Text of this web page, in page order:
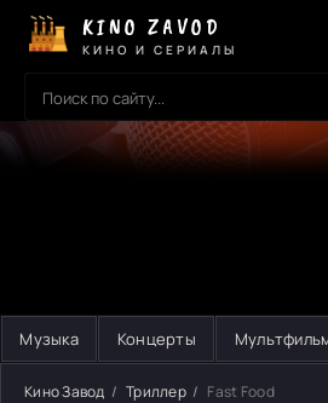
KINO ZAVOD
КИНО И СЕРИАЛЫ
Музыка Концерты
Кино Завод Триллер Fast Food